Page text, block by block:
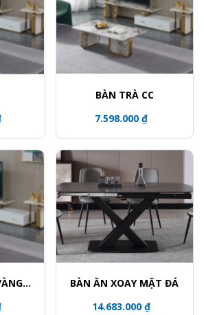
BÀN TRÀ CC
7.598.000 ₫
BÀN ĂN XOAY MẶT ĐÁ
14.683.000 ₫